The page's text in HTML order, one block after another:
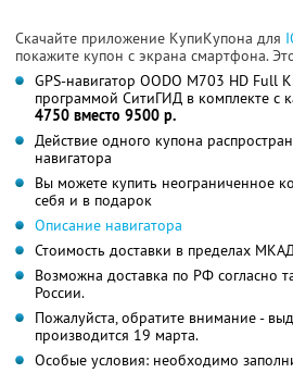
Скачайте приложение КупиКупона для
покажите купон с экрана смартфона.
GPS-навигатор OODO M703 HD Full
программой СитиГИД в комплекте с
4750 вместо 9500 р.
Действие одного купона
навигатора
Вы можете купить неограниченное
себя и в подарок
Описание навигатора
Стоимость доставки в пределах
Возможна доставка по РФ согласно
России.
Пожалуйста, обратите внимание -
производится 19 марта.
Особые условия: необходимо